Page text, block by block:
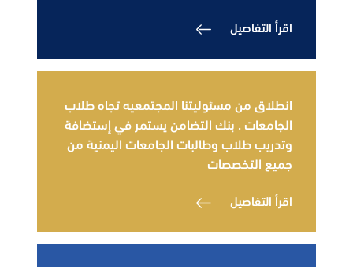
اقرأ التفاصيل
انطلاق من مسئوليتنا المجتمعيه تجاه طلاب
الجامعات . بنك التضامن يستمر في إستضافة
وتدريب طلاب وطالبات الجامعات اليمنية من
جميع التخصصات
اقرأ التفاصيل